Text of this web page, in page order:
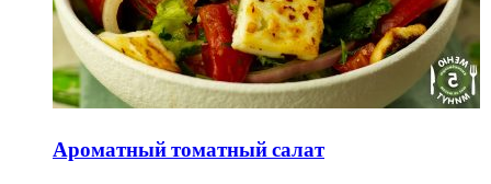
Ароматный томатный салат